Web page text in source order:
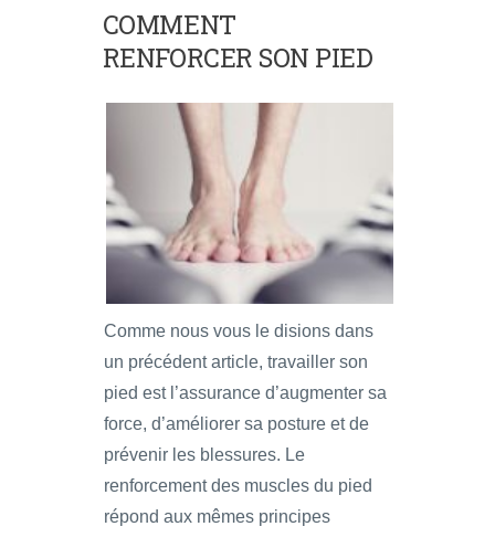
COMMENT
RENFORCER SON PIED
Comme nous vous le disions dans
un précédent article, travailler son
pied est l’assurance d’augmenter sa
force, d’améliorer sa posture et de
prévenir les blessures. Le
renforcement des muscles du pied
répond aux mêmes principes